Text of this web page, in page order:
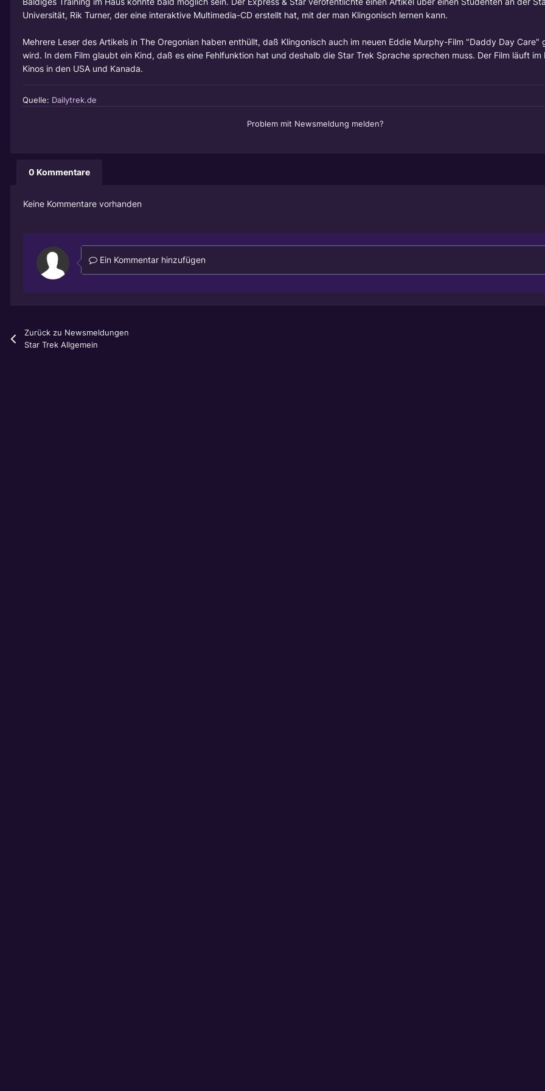
Universität, Rik Turner, der eine interaktive Multimedia-CD erstellt hat, mit der man Klingonisch lernen kann.
Mehrere Leser des Artikels in The Oregonian haben enthüllt, daß Klingonisch auch im neuen Eddie Murphy-Film "Daddy Day Care"
wird. In dem Film glaubt ein Kind, daß es eine Fehlfunktion hat und deshalb die Star Trek Sprache sprechen muss. Der Film läuft im
Kinos in den USA und Kanada.
Quelle: Dailytrek.de
Problem mit Newsmeldung melden?
0 Kommentare
Keine Kommentare vorhanden
Ein Kommentar hinzufügen
Zurück zu Newsmeldungen
Star Trek Allgemein